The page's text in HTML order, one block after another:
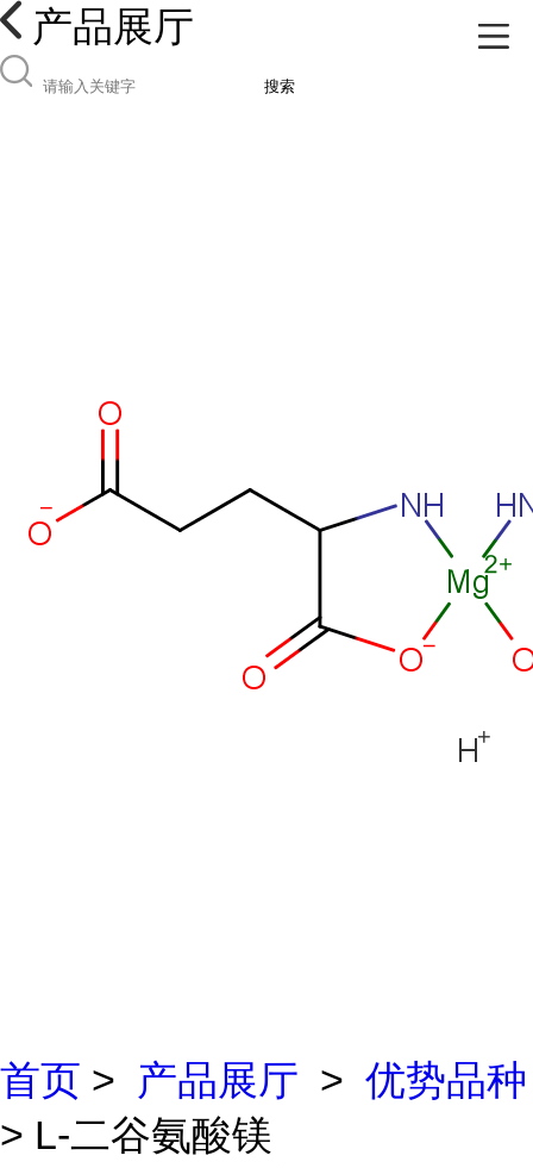
产品展厅
搜索
首页 > 产品展厅 > 优势品种
> L-二谷氨酸镁